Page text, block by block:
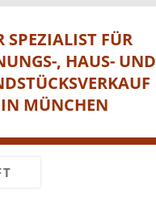
SPEZIALIST FÜR
, HAUS- UND
IN MÜNCHEN